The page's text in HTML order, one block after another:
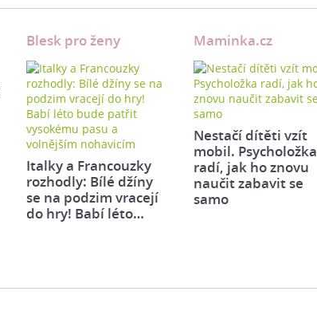
Blesk pro ženy
Italky a Francouzky
rozhodly: Bílé džíny
se na podzim vracejí
do hry! Babí léto…
Maminka.cz
Nestačí dítěti vzít
mobil. Psycholožka
radí, jak ho znovu
naučit zabavit se
samo